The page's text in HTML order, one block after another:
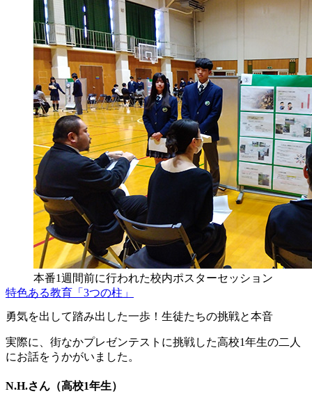
本番1週間前に行われた校内ポスターセッション
特色ある教育「3つの柱」
勇気を出して踏み出した一歩！生徒たちの挑戦と本音
実際に、街なかプレゼンテストに挑戦した高校1年生の二人
にお話をうかがいました。
N.H.さん（高校1年生）